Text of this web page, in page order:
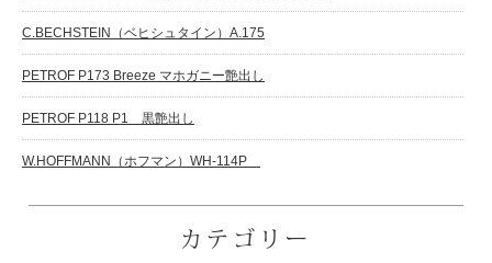
C.BECHSTEIN（ベヒシュタイン）A.175
PETROF P173 Breeze マホガニー艶出し
PETROF P118 P1 黒艶出し
W.HOFFMANN（ホフマン）WH-114P
カテゴリー